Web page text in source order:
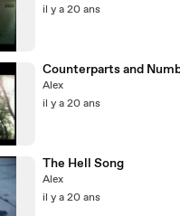
il y a 20 ans
Counterparts and
Alex
il y a 20 ans
The Hell Song
Alex
il y a 20 ans